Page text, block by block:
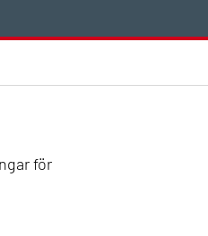
för